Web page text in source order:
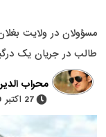
طالب در جریان یک
محراب الدین
27 اکتبر 2019 | 1 دقیقه